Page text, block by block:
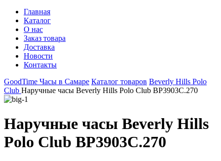
Главная
Каталог
О нас
Заказ товара
Доставка
Новости
Контакты
GoodTime Часы в Самаре Каталог товаров Beverly Hills Polo
Club Наручные часы Beverly Hills Polo Club BP3903C.270
Наручные часы Beverly Hills
Polo Club BP3903C.270